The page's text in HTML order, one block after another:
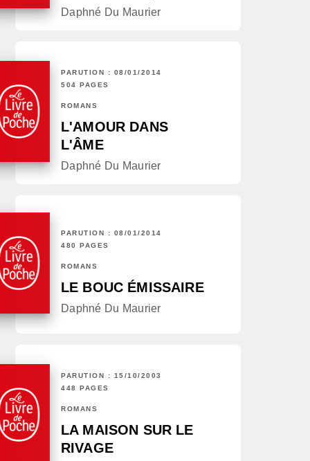
Daphné Du Maurier
PARUTION : 08/01/2014
504 PAGES
ROMANS
L'AMOUR DANS
L'ÂME
Daphné Du Maurier
PARUTION : 08/01/2014
480 PAGES
ROMANS
LE BOUC ÉMISSAIRE
Daphné Du Maurier
PARUTION : 15/10/2003
448 PAGES
ROMANS
LA MAISON SUR LE
RIVAGE